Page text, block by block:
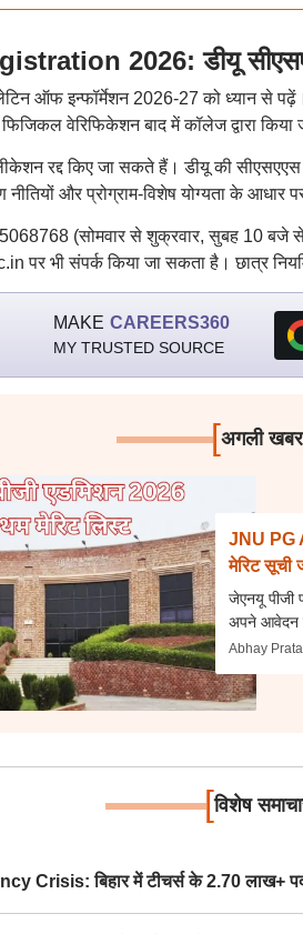
2026: डीयू
ऑफ इन्फॉर्मेशन 2026-27 को ध्यान से
वेरिफिकेशन बाद में कॉलेज द्वारा किया
रद्द किए जा सकते हैं। डीयू की
और प्रोग्राम-विशेष योग्यता के आधार
(सोमवार से शुक्रवार, सुबह 10 बजे
पर भी संपर्क किया जा सकता है। छात्र
MAKE CAREERS360
MY TRUSTED SOURCE
[अगली खबर
JNU PG
मेरिट सूची
जेएनयू पीजी
अपने आवेदन
Abhay
[विशेष
Crisis: बिहार में टीचर्स के 2.70 लाख+